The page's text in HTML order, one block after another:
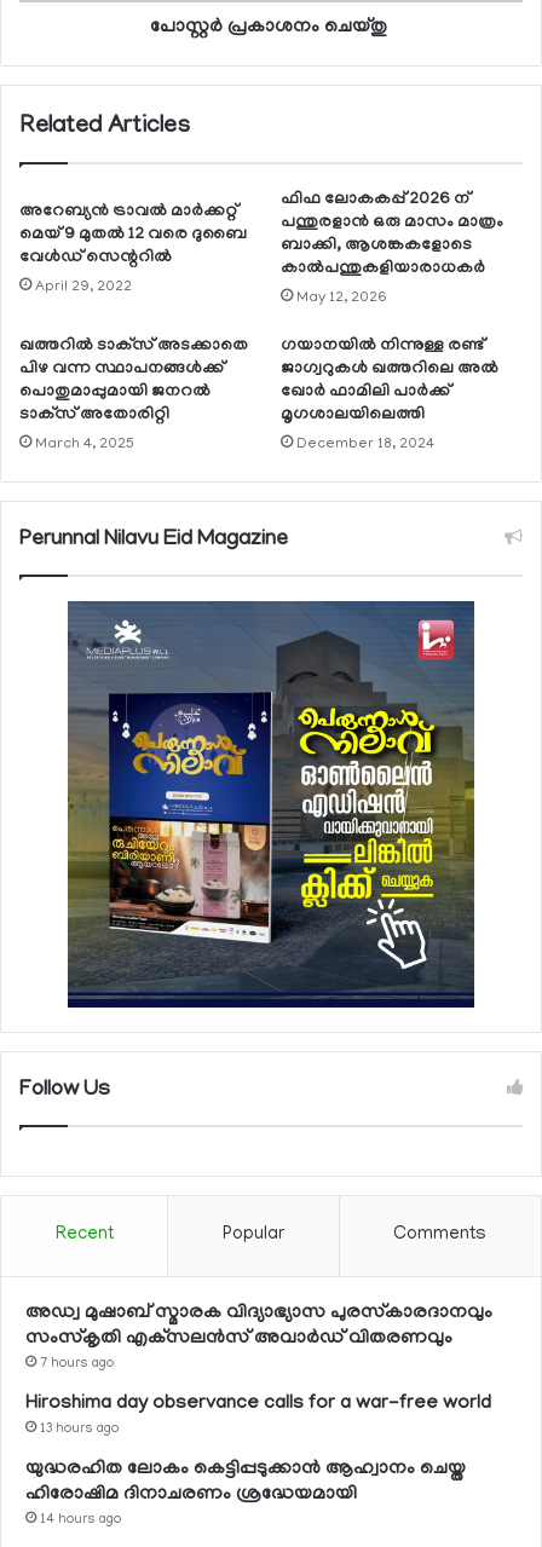
പോസ്റ്റർ പ്രകാശനം ചെയ്തു
Related Articles
അറേബ്യന്‍ ട്രാവല്‍ മാര്‍ക്കറ്റ്
മെയ് 9 മുതല്‍ 12 വരെ ദുബൈ
വേള്‍ഡ് സെന്ററില്‍
April 29, 2022
ഫിഫ ലോകകപ്പ് 2026 ന്
പന്തുരളാന്‍ ഒരു മാസം മാത്രം
ബാക്കി, ആശങ്കകളോടെ
കാല്‍പന്തുകളിയാരാധകര്‍
May 12, 2026
ഖത്തറില്‍ ടാക്‌സ് അടക്കാതെ
പിഴ വന്ന സ്ഥാപനങ്ങള്‍ക്ക്
പൊതുമാപ്പുമായി ജനറല്‍
ടാക്‌സ് അതോരിറ്റി
March 4, 2025
ഗയാനയില്‍ നിന്നുള്ള രണ്ട്
ജാഗ്വറുകള്‍ ഖത്തറിലെ അല്‍
ഖോര്‍ ഫാമിലി പാര്‍ക്ക്
മൃഗശാലയിലെത്തി
December 18, 2024
Perunnal Nilavu Eid Magazine
Follow Us
Recent Popular Comments
അഡ്വ മുഷാബ് സ്മാരക വിദ്യാഭ്യാസ പുരസ്‌കാരദാനവും
സംസ്‌കൃതി എക്‌സലന്‍സ് അവാര്‍ഡ് വിതരണവും
7 hours ago
Hiroshima day observance calls for a war-free world
13 hours ago
യുദ്ധരഹിത ലോകം കെട്ടിപ്പടുക്കാന്‍ ആഹ്വാനം ചെയ്ത
ഹിരോഷിമ ദിനാചരണം ശ്രദ്ധേയമായി
14 hours ago